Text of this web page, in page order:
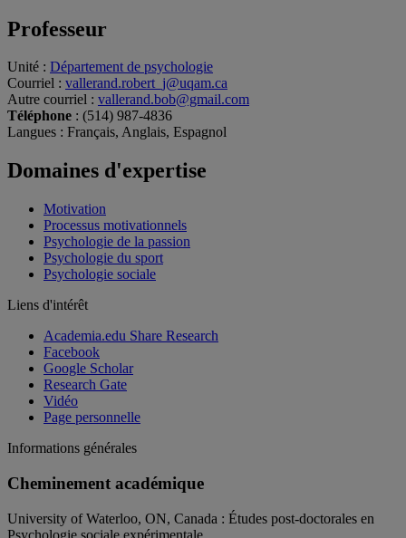
Professeur
Unité : Département de psychologie
Courriel : vallerand.robert_j@uqam.ca
Autre courriel : vallerand.bob@gmail.com
Téléphone : (514) 987-4836
Langues : Français, Anglais, Espagnol
Domaines d'expertise
Motivation
Processus motivationnels
Psychologie de la passion
Psychologie du sport
Psychologie sociale
Liens d'intérêt
Academia.edu Share Research
Facebook
Google Scholar
Research Gate
Vidéo
Page personnelle
Informations générales
Cheminement académique
University of Waterloo, ON, Canada : Études post-doctorales en
Psychologie sociale expérimentale